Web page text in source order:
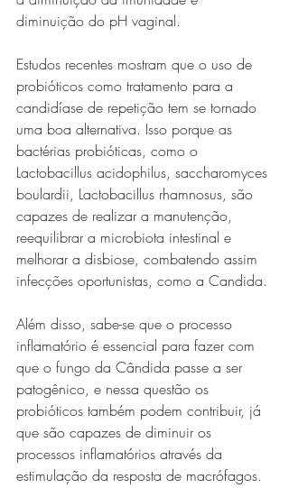
diminuição do pH vaginal.
Estudos recentes mostram que o uso de
probióticos como tratamento para a
candidíase de repetição tem se tornado
uma boa alternativa. Isso porque as
bactérias probióticas, como o
Lactobacillus acidophilus, saccharomyces
boulardii, Lactobacillus rhamnosus, são
capazes de realizar a manutenção,
reequilibrar a microbiota intestinal e
melhorar a disbiose, combatendo assim
infecções oportunistas, como a Candida.
Além disso, sabe-se que o processo
inflamatório é essencial para fazer com
que o fungo da Cândida passe a ser
patogênico, e nessa questão os
probióticos também podem contribuir, já
que são capazes de diminuir os
processos inflamatórios através da
estimulação da resposta de macrófagos.